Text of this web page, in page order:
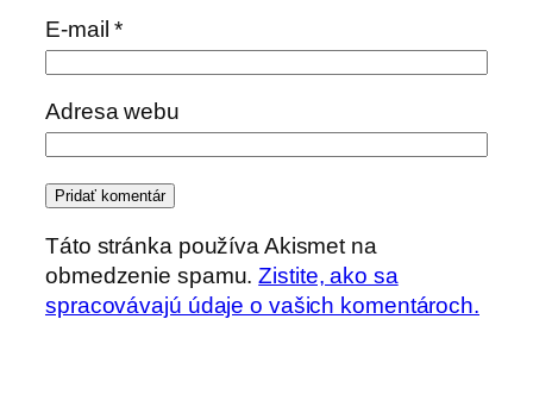
E-mail*
Adresa webu
Táto stránka používa Akismet na
obmedzenie spamu.Zistite, ako sa
spracovávajú údaje o vašich komentároch.